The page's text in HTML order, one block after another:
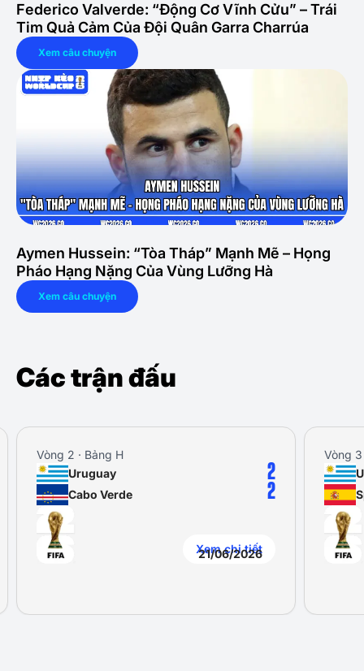
Federico Valverde: “Động Cơ Vĩnh Cửu” – Trái
Tim Quả Cảm Của Đội Quân Garra Charrúa
Xem câu chuyện
Aymen Hussein: “Tòa Tháp” Mạnh Mẽ – Họng
Pháo Hạng Nặng Của Vùng Lưỡng Hà
Xem câu chuyện
Các trận đấu
Vòng 2 · Bảng H
21/06/2026
Uruguay
Cabo Verde
2
2
Xem chi tiết
Vòng 3